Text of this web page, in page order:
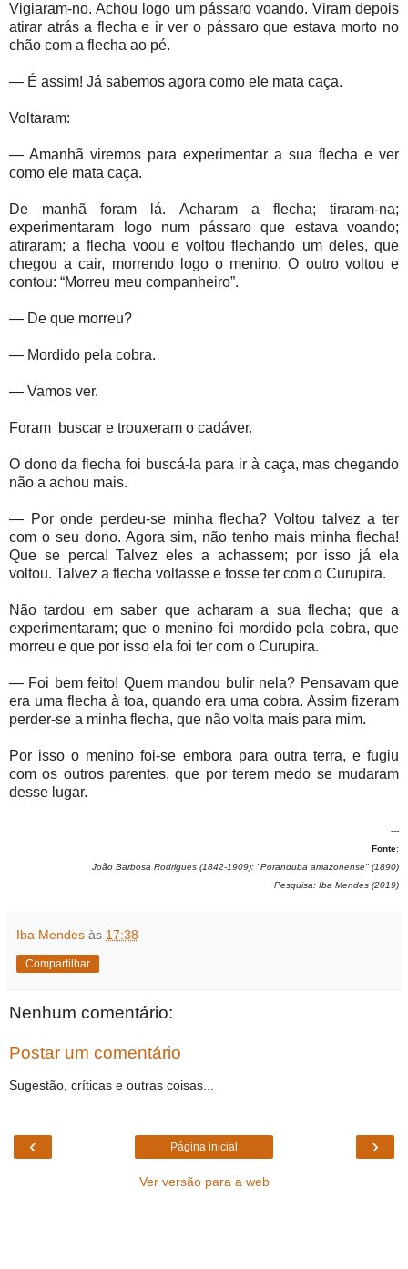
Vigiaram-no. Achou logo um pássaro voando. Viram depois
atirar atrás a flecha e ir ver o pássaro que estava morto no
chão com a flecha ao pé.
— É assim! Já sabemos agora como ele mata caça.
Voltaram:
— Amanhã viremos para experimentar a sua flecha e ver
como ele mata caça.
De manhã foram lá. Acharam a flecha; tiraram-na;
experimentaram logo num pássaro que estava voando;
atiraram; a flecha voou e voltou flechando um deles, que
chegou a cair, morrendo logo o menino. O outro voltou e
contou: “Morreu meu companheiro”.
— De que morreu?
— Mordido pela cobra.
— Vamos ver.
Foram buscar e trouxeram o cadáver.
O dono da flecha foi buscá-la para ir à caça, mas chegando
não a achou mais.
— Por onde perdeu-se minha flecha? Voltou talvez a ter
com o seu dono. Agora sim, não tenho mais minha flecha!
Que se perca! Talvez eles a achassem; por isso já ela
voltou. Talvez a flecha voltasse e fosse ter com o Curupira.
Não tardou em saber que acharam a sua flecha; que a
experimentaram; que o menino foi mordido pela cobra, que
morreu e que por isso ela foi ter com o Curupira.
— Foi bem feito! Quem mandou bulir nela? Pensavam que
era uma flecha à toa, quando era uma cobra. Assim fizeram
perder-se a minha flecha, que não volta mais para mim.
Por isso o menino foi-se embora para outra terra, e fugiu
com os outros parentes, que por terem medo se mudaram
desse lugar.
---
Fonte:
João Barbosa Rodrigues (1842-1909): "Poranduba amazonense" (1890)
Pesquisa: Iba Mendes (2019)
Iba Mendes às 17:38
Compartilhar
Nenhum comentário:
Postar um comentário
Sugestão, críticas e outras coisas...
‹ ›
Página inicial
Ver versão para a web